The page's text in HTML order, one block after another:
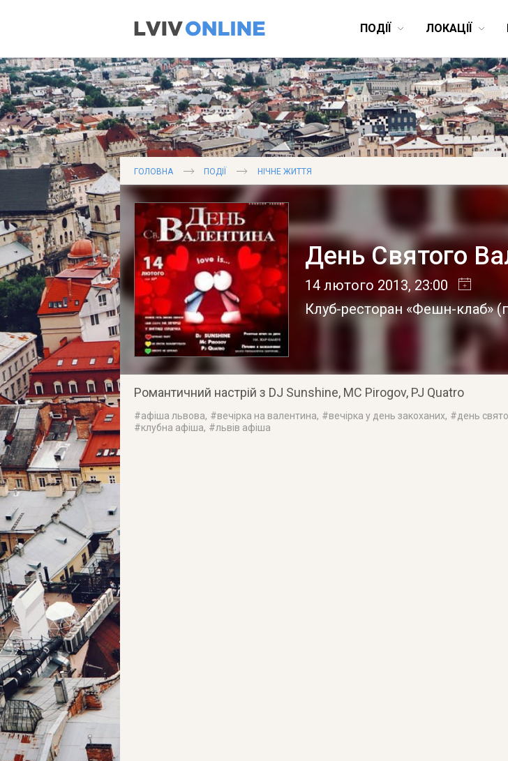
ПОДІЇ ЛОКАЦІЇ
ГОЛОВНА ПОДІЇ НІЧНЕ ЖИТТЯ
День Святого
14 лютого 2013, 23:00
Клуб-ресторан «Фешн-клаб»
Романтичний настрій з DJ Sunshine, MC Pirogov, PJ Quatro
#афіша львова, #вечірка на валентина, #вечірка у день закоханих, #день
#клубна афіша, #львів афіша